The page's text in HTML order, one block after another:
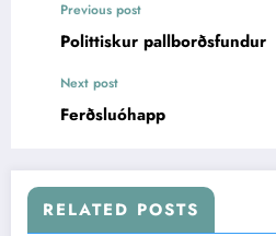
Previous post
Polittiskur pallborðsfundur
Next post
Ferðsluóhapp
RELATED POSTS